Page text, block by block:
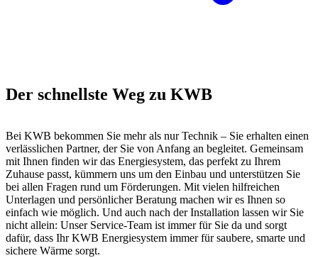
Der schnellste Weg zu KWB
Bei KWB bekommen Sie mehr als nur Technik – Sie erhalten einen
verlässlichen Partner, der Sie von Anfang an begleitet. Gemeinsam
mit Ihnen finden wir das Energiesystem, das perfekt zu Ihrem
Zuhause passt, kümmern uns um den Einbau und unterstützen Sie
bei allen Fragen rund um Förderungen. Mit vielen hilfreichen
Unterlagen und persönlicher Beratung machen wir es Ihnen so
einfach wie möglich. Und auch nach der Installation lassen wir Sie
nicht allein: Unser Service-Team ist immer für Sie da und sorgt
dafür, dass Ihr KWB Energiesystem immer für saubere, smarte und
sichere Wärme sorgt.